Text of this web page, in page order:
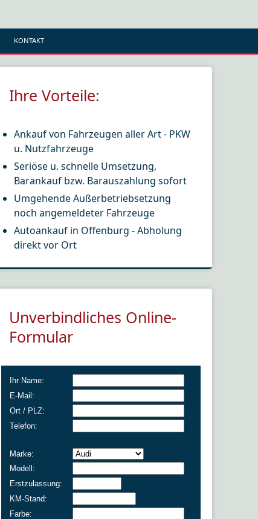
KONTAKT
Ihre Vorteile:
Ankauf von Fahrzeugen aller Art - PKW
u. Nutzfahrzeuge
Seriöse u. schnelle Umsetzung,
Barankauf bzw. Barauszahlung sofort
Umgehende Außerbetriebsetzung
noch angemeldeter Fahrzeuge
Autoankauf in Offenburg - Abholung
direkt vor Ort
Unverbindliches Online-
Formular
Ihr Name:
E-Mail:
Ort / PLZ:
Telefon:
Marke:
Modell:
Erstzulassung:
KM-Stand:
Farbe: